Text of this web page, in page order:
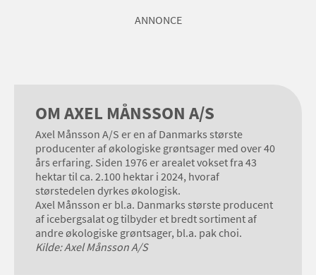
ANNONCE
OM AXEL MÅNSSON A/S
Axel Månsson A/S er en af Danmarks største
producenter af økologiske grøntsager med over 40
års erfaring. Siden 1976 er arealet vokset fra 43
hektar til ca. 2.100 hektar i 2024, hvoraf
størstedelen dyrkes økologisk.
Axel Månsson er bl.a. Danmarks største producent
af icebergsalat og tilbyder et bredt sortiment af
andre økologiske grøntsager, bl.a. pak choi.
Kilde: Axel Månsson A/S